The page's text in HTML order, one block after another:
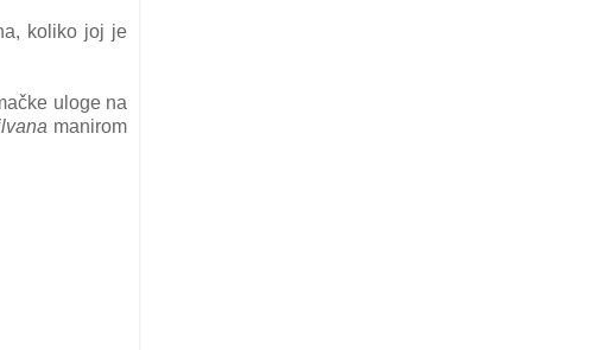
koliko joj je
uloge na
manirom